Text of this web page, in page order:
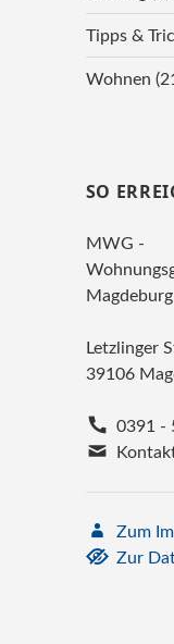
Tipps &
Wohnen
SO
MWG -
Magdeburg
Letzlinger
39106
0391 -
Zum
Zur